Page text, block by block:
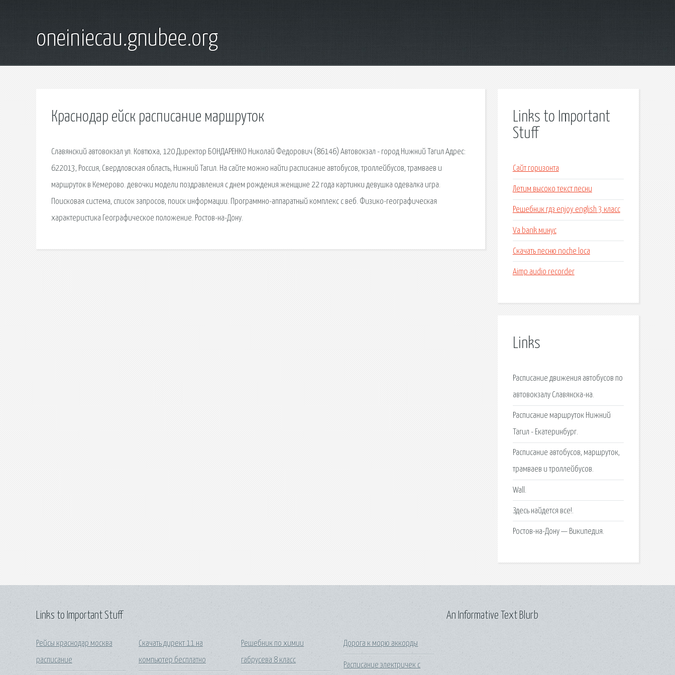
oneiniecau.gnubee.org
Краснодар ейск расписание маршруток
Славянский автовокзал ул. Ковтюха, 120 Директор БОНДАРЕНКО Николай Федорович (86146) Автовокзал - город Нижний Тагил Адрес:
622013, Россия, Свердловская область, Нижний Тагил. На сайте можно найти расписание автобусов, троллейбусов, трамваев и
маршруток в Кемерово. девочки модели поздравления с днем рождения женщине 22 года картинки девушка одевалка игра.
Поисковая сиcтема, список запросов, поиск информации. Программно-аппаратный комплекс с веб. Физико-географическая
характеристика Географическое положение. Ростов-на-Дону.
Links to Important
Stuff
Сайт горизонта
Летим высоко текст песни
Решебник гдз enjoy english 3 класс
Va bank минус
Скачать песню noche loca
Aimp audio recorder
Links
Расписание движения автобусов по
автовокзалу Славянска-на.
Расписание маршруток Нижний
Тагил - Екатеринбург.
Расписание автобусов, маршруток,
трамваев и троллейбусов.
Wall.
Здесь найдется все!.
Ростов-на-Дону — Википедия.
Links to Important Stuff
Рейсы краснодар москва
расписание
Скачать директ 11 на
компьютер бесплатно
Решебник по химии
габрусева 8 класс
Дорога к морю аккорды
Расписание электричек с
An Informative Text Blurb